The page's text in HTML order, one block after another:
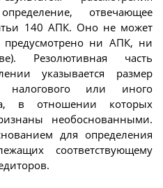
отвечающее
140 АПК. Оно не может
ни АПК, ни
Резолютивная часть
указывается размер
налогового или иного
в отношении которых
необоснованными.
для определения
соответствующему